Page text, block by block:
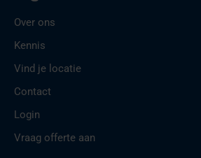
Over ons
Kennis
Vind je locatie
Contact
Login
Vraag offerte aan